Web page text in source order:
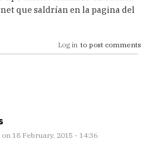
que saldrían en la pagina del
Log in to post comments
on 18 February, 2015 - 14:36